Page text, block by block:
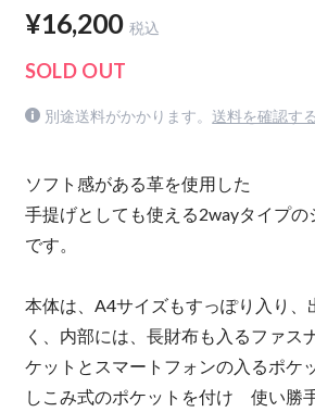
¥16,200 税込
SOLD OUT
別途送料がかかります。 送料を確認する
ソフト感がある革を使用した
手提げとしても使える2wayタイプの
です。
本体は、A4サイズもすっぽり入り、
く、内部には、長財布も入るファス
ケットとスマートフォンの入るポケ
しこみ式のポケットを付け 使い勝